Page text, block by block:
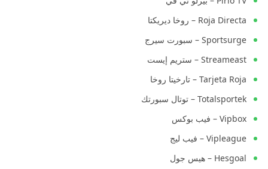
Roja Directa – روخا ديريكتا
Sportsurge – سبورت سيرج
Streameast – ستريم إيست
Tarjeta Roja – تارخيتا روخا
Totalsportek – توتال سبورتك
Vipbox – فيب بوكس
Vipleague – فيب ليج
Hesgoal – هيس جول